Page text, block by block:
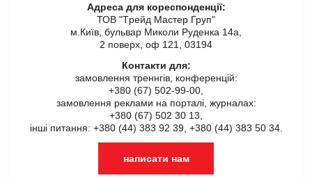
Адреса для кореспонденції:
ТОВ "Tрейд Мастер Груп"
м.Київ, бульвар Миколи Руденка 14а,
2 поверх, оф 121, 03194
Контакти для:
замовлення треннгів, конференцій:
+380 (67) 502-99-00,
замовлення реклами на порталі, журналах:
+380 (67) 502 30 13,
інші питання: +380 (44) 383 92 39, +380 (44) 383 50 34.
написати нам